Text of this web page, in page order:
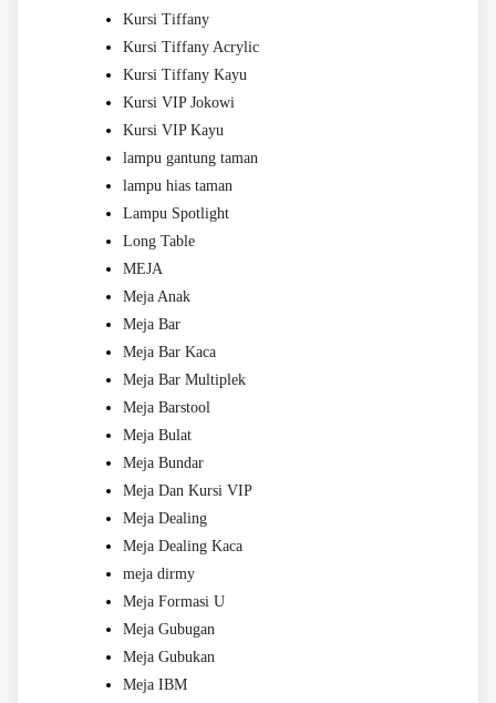
Kursi Tiffany
Kursi Tiffany Acrylic
Kursi Tiffany Kayu
Kursi VIP Jokowi
Kursi VIP Kayu
lampu gantung taman
lampu hias taman
Lampu Spotlight
Long Table
MEJA
Meja Anak
Meja Bar
Meja Bar Kaca
Meja Bar Multiplek
Meja Barstool
Meja Bulat
Meja Bundar
Meja Dan Kursi VIP
Meja Dealing
Meja Dealing Kaca
meja dirmy
Meja Formasi U
Meja Gubugan
Meja Gubukan
Meja IBM